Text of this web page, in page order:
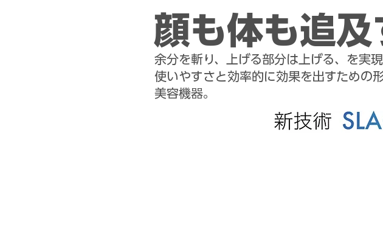
顔も体も追及
余分を斬り、上げる部分は上げる、を実
使いやすさと効率的に効果を出すための
美容機器。